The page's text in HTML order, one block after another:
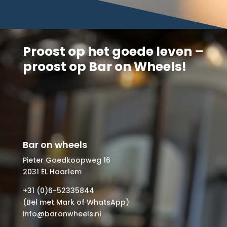
Proost op het goede leven –
proost op Bar on Wheels!
Bar on wheels
Pieter Goedkoopweg 16
2031 EL Haarlem
+31 (0)6-52335844
(Bel met Mark of WhatsApp)
info@baronwheels.nl